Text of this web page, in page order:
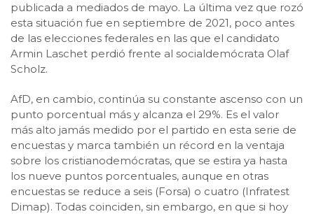
publicada a mediados de mayo. La última vez que rozó
esta situación fue en septiembre de 2021, poco antes
de las elecciones federales en las que el candidato
Armin Laschet perdió frente al socialdemócrata Olaf
Scholz.
AfD, en cambio, continúa su constante ascenso con un
punto porcentual más y alcanza el 29%. Es el valor
más alto jamás medido por el partido en esta serie de
encuestas y marca también un récord en la ventaja
sobre los cristianodemócratas, que se estira ya hasta
los nueve puntos porcentuales, aunque en otras
encuestas se reduce a seis (Forsa) o cuatro (Infratest
Dimap). Todas coinciden, sin embargo, en que si hoy